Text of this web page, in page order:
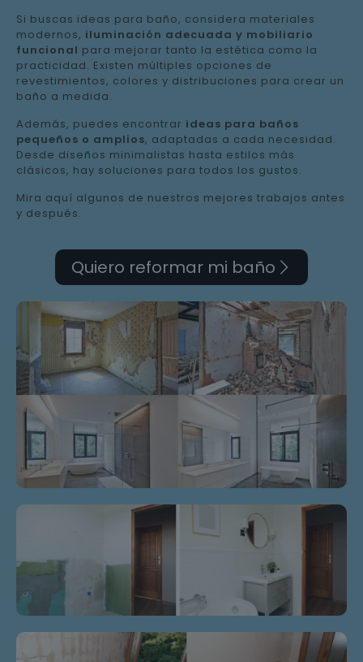
Si buscas ideas para baño, considera materiales
modernos, iluminación adecuada y mobiliario
funcional para mejorar tanto la estética como la
practicidad. Existen múltiples opciones de
revestimientos, colores y distribuciones para crear un
baño a medida.
Además, puedes encontrar ideas para baños
pequeños o amplios, adaptadas a cada necesidad.
Desde diseños minimalistas hasta estilos más
clásicos, hay soluciones para todos los gustos.
Mira aquí algunos de nuestros mejores trabajos antes
y después.
Quiero reformar mi baño